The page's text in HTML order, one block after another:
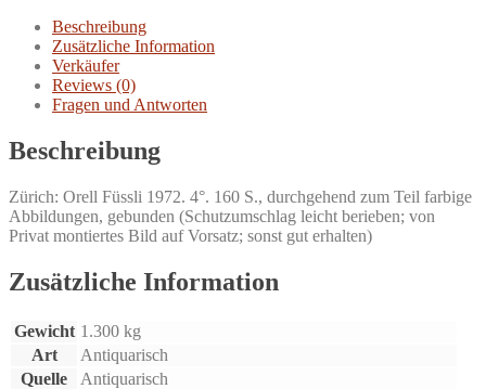
MengeBeschreibung
Zusätzliche Information
Verkäufer
Reviews (0)
Fragen und Antworten
Beschreibung
Zürich: Orell Füssli 1972. 4°. 160 S., durchgehend zum Teil farbige
Abbildungen, gebunden (Schutzumschlag leicht berieben; von
Privat montiertes Bild auf Vorsatz; sonst gut erhalten)
Zusätzliche Information
Gewicht 1.300 kg
Art
Antiquarisch
Quelle
Antiquarisch